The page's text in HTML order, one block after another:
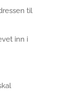
til
inn i